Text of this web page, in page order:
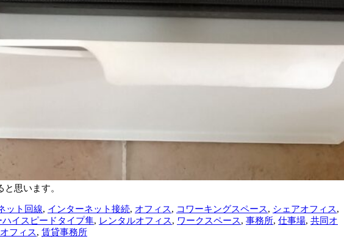
思います。
ット回線, インターネット接続, オフィス, コワーキングスペース, シェアオフィス,
イスピードタイプ隼, レンタルオフィス, ワークスペース, 事務所, 仕事場, 共同オ
フィス, 賃貸事務所